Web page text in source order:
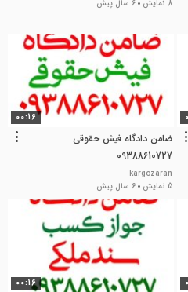
8 نمایش
6 سال پیش
00:16
ضامن دادگاه فیش حقوقی
09388610727
kargozaran
5 نمایش
6 سال پیش
00:16